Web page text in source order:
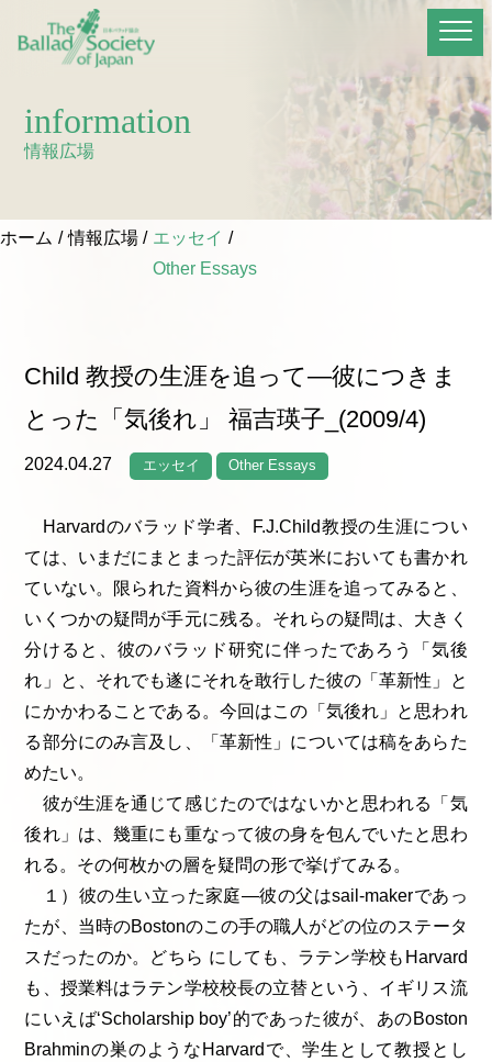
information
情報広場
ホーム 情報広場
エッセイ
Other Essays
Child 教授の生涯を追って―彼につきま
とった「気後れ」 福吉瑛子_(2009/4)
2024.04.27 エッセイ Other Essays
Harvardのバラッド学者、F.J.Child教授の生涯につい
ては、いまだにまとまった評伝が英米においても書かれ
ていない。限られた資料から彼の生涯を追ってみると、
いくつかの疑問が手元に残る。それらの疑問は、大きく
分けると、彼のバラッド研究に伴ったであろう「気後
れ」と、それでも遂にそれを敢行した彼の「革新性」と
にかかわることである。今回はこの「気後れ」と思われ
る部分にのみ言及し、「革新性」については稿をあらた
めたい。
彼が生涯を通じて感じたのではないかと思われる「気
後れ」は、幾重にも重なって彼の身を包んでいたと思わ
れる。その何枚かの層を疑問の形で挙げてみる。
１）彼の生い立った家庭―彼の父はsail-makerであっ
たが、当時のBostonのこの手の職人がどの位のステータ
スだったのか。どちら にしても、ラテン学校もHarvard
も、授業料はラテン学校校長の立替という、イギリス流
にいえば‘Scholarship boy’的であった彼が、あのBoston
Brahminの巣のようなHarvardで、学生として教授とし